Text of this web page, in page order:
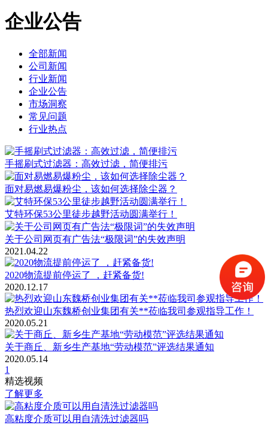
企业公告
全部新闻
公司新闻
行业新闻
企业公告
市场洞察
常见问题
行业热点
手摇刷式过滤器：高效过滤，简便排污
面对易燃易爆粉尘，该如何选择除尘器？
艾特环保53公里徒步越野活动圆满举行！
关于公司网页有广告法“极限词”的失效声明
2021.04.22
2020物流提前停运了 ，赶紧备货!
2020.12.17
热烈欢迎山东魏桥创业集团有关**莅临我司参观指导工作！
2020.05.21
关于商丘、新乡生产基地“劳动模范”评选结果通知
2020.05.14
1
精选视频
了解更多
高粘度介质可以用自清洗过滤器吗